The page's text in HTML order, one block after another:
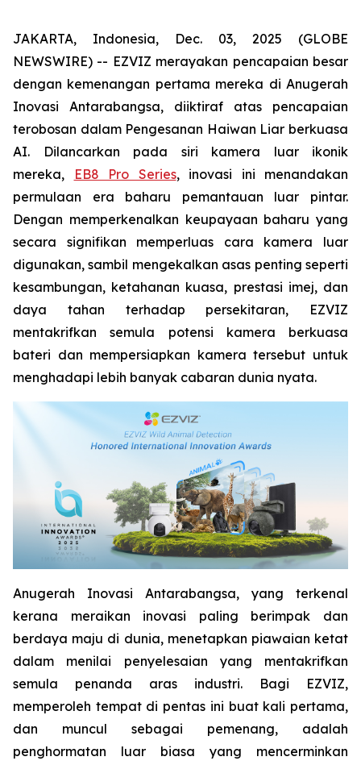
JAKARTA, Indonesia, Dec. 03, 2025 (GLOBE
NEWSWIRE) -- EZVIZ merayakan pencapaian besar
dengan kemenangan pertama mereka di Anugerah
Inovasi Antarabangsa, diiktiraf atas pencapaian
terobosan dalam Pengesanan Haiwan Liar berkuasa
AI. Dilancarkan pada siri kamera luar ikonik
mereka,
EB8 Pro Series, inovasi ini menandakan
permulaan era baharu pemantauan luar pintar.
Dengan memperkenalkan keupayaan baharu yang
secara signifikan memperluas cara kamera luar
digunakan, sambil mengekalkan asas penting seperti
kesambungan, ketahanan kuasa, prestasi imej, dan
daya tahan terhadap persekitaran, EZVIZ
mentakrifkan semula potensi kamera berkuasa
bateri dan mempersiapkan kamera tersebut untuk
menghadapi lebih banyak cabaran dunia nyata.
Anugerah Inovasi Antarabangsa, yang terkenal
kerana meraikan inovasi paling berimpak dan
berdaya maju di dunia, menetapkan piawaian ketat
dalam menilai penyelesaian yang mentakrifkan
semula penanda aras industri. Bagi EZVIZ,
memperoleh tempat di pentas ini buat kali pertama,
dan muncul sebagai pemenang, adalah
penghormatan luar biasa yang mencerminkan